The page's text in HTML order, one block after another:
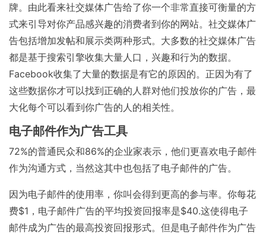
牌。由此看来社交媒体广告给了你一个非常直接可衡量的方
式来引导对你产品感兴趣的消费者到你的网站。社交媒体广
告包括增加发帖和展示类两种形式。大多数的社交媒体广告
都是基于搜索引擎收集大量人口，兴趣和行为的数据。
Facebook收集了大量的数据是有它的原因的。正因为有了
这些数据你才可以找到正确的人群对他们投放你的广告，最
大化每个可以看到你广告的人的相关性。
电子邮件作为广告工具
72%的普通民众和86%的企业家表示，他们更喜欢电子邮件
作为沟通方式，当然这其中也包括了电子邮件的广告。
因为电子邮件的使用率，你叫会得到更高的参与率。你每花
费$1，电子邮件广告的平均投资回报率是$40.这使得电子
邮件成为广告的最高投资回报形式。但是电子邮件作为广告